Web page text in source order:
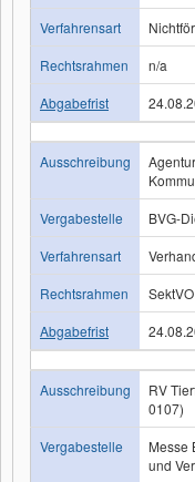
Verfahrensart
Rechtsrahmen
n/a
Abgabefrist
Ausschreibung
Vergabestelle
BVG-
Verfahrensart
Rechtsrahmen
SektVO
Abgabefrist
Ausschreibung
RV
0107)
Vergabestelle
Messe
und